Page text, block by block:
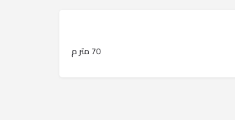
70 متر م